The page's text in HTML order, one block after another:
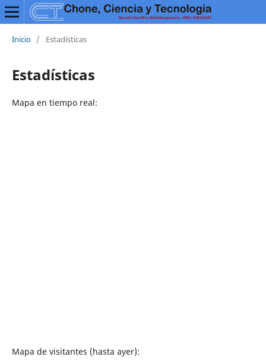
Inicio / Estadísticas
Estadísticas
Mapa en tiempo real:
Mapa de visitantes (hasta ayer):